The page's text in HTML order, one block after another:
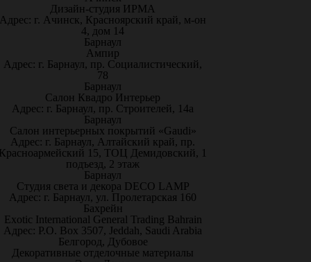
Дизайн-студия ИРМА
Адрес: г. Ачинск, Красноярский край, м-он
4, дом 14
Барнаул
Ампир
Адрес: г. Барнаул, пр. Социалистический,
78
Барнаул
Салон Квадро Интерьер
Адрес: г. Барнаул, пр. Строителей, 14а
Барнаул
Салон интерьерных покрытий «Gaudi»
Адрес: г. Барнаул, Алтайский край, пр.
15, ТОЦ Демидовский, 1
подъезд, 2 этаж
Барнаул
Студия света и декора DECO LAMP
Адрес: г. Барнаул, ул. Пролетарская 160
Бахрейн
Exotic International General Trading Bahrain
Адрес: P.O. Box 3507, Jeddah, Saudi Arabia
Белгород, Дубовое
Декоративные отделочные материалы